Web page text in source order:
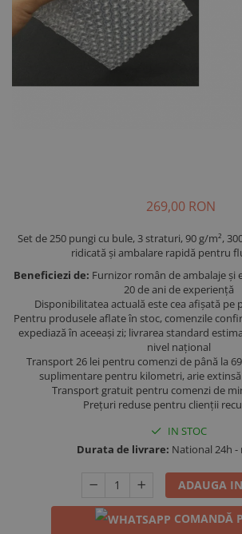
269,00 RON
Set de 250 pungi cu bule, 3 straturi, 90 g/m²,
ridicată și ambalare rapidă pentru
Beneficiezi de: Furnizor român de ambalaje și
20 de ani de experiență
Disponibilitatea actuală este cea afișată pe
Pentru produsele aflate în stoc, comenzile
expediază în aceeași zi; livrarea standard
nivel național
Transport 26 lei pentru comenzi de până la
suplimentare pentru kilometri, arie
Transport gratuit pentru comenzi de
Prețuri reduse pentru clienții
IN STOC
Durata de livrare: National 24h -
ADAUGA
COMANDĂ